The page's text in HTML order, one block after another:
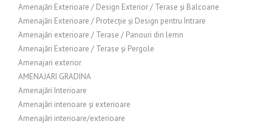
Amenajări Exterioare / Design Exterior / Terase și Balcoane
Amenajări Exterioare / Protecție și Design pentru Intrare
Amenajări exterioare / Terase / Panouri din lemn
Amenajări Exterioare / Terase și Pergole
Amenajari exterior
AMENAJARI GRADINA
Amenajări Interioare
Amenajări interioare și exterioare
Amenajări interioare/exterioare